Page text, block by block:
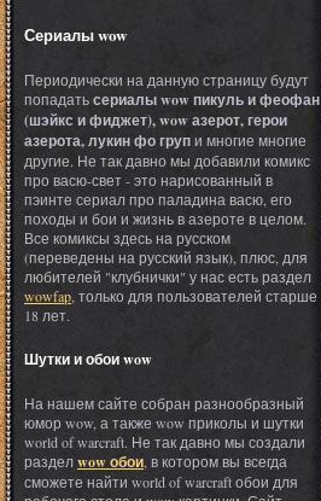
Сериалы wow
Периодически на данную страницу будут
попадатьсериалы wow пикуль и феофан
(шэйкс и фиджет), wow азерот, герои
азерота, лукин фо групи многие многие
другие. Не так давно мы добавили комикс
про васю-свет - это нарисованный в
пэинте сериал про паладина васю, его
походы и бои и жизнь в азероте в целом.
Все комиксы здесь на русском
(переведены на русский язык), плюс, для
любителей "клубнички" у нас есть раздел
wowfap , только для пользователей старше
18 лет.
Шутки и обои wow
На нашем сайте собран разнообразный
юмор wow, а также wow приколы и шутки
world of warcraft. Не так давно мы создали
разделwow обои , в котором вы всегда
сможете найти world of warcraft обои для